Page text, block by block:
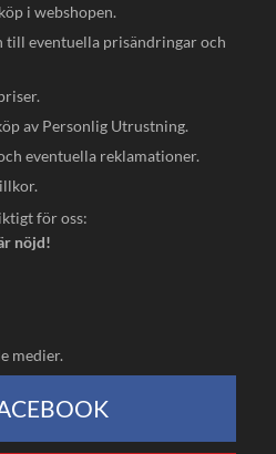
i webshopen.
till eventuella prisändringar och
av Personlig Utrustning.
eventuella reklamationer.
.
för oss:
nöjd!
medier.